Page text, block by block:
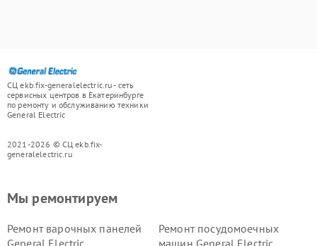
СЦ ekb.fix-generalelectric.ru - сеть
сервисных центров в Екатеринбурге
по ремонту и обслуживанию техники
General Electric
2021-2026 © СЦ ekb.fix-
generalelectric.ru
Мы ремонтируем
Ремонт варочных панелей
Ремонт посудомоечных